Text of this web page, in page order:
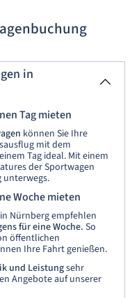
in
Tag mieten
können Sie Ihre
mit dem
Tag ideal. Mit einem
der Sportwagen
unterwegs.
Woche mieten
Nürnberg empfehlen
für eine Woche. So
öffentlichen
Ihre Fahrt genießen.
und Leistungsehr
Angebote auf unserer